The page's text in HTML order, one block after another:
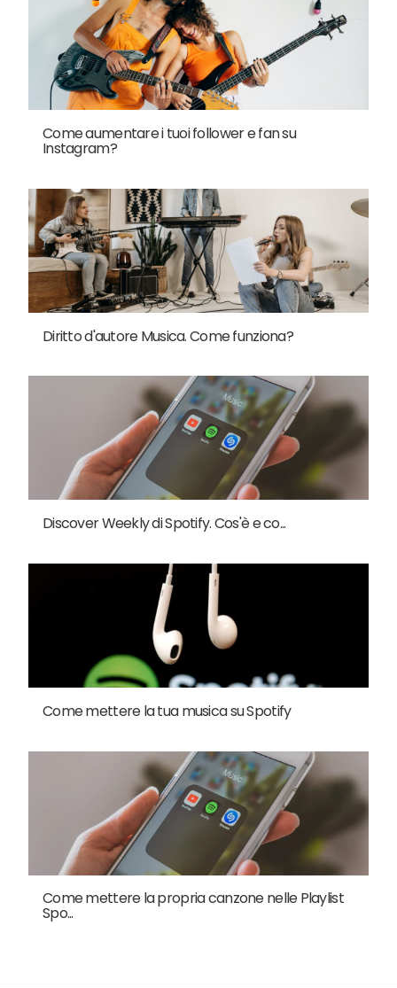
Come aumentare i tuoi follower e fan su
Instagram?
Diritto d'autore Musica. Come funziona?
Discover Weekly di Spotify. Cos'è e co...
Come mettere la tua musica su Spotify
Come mettere la propria canzone nelle Playlist
Spo...